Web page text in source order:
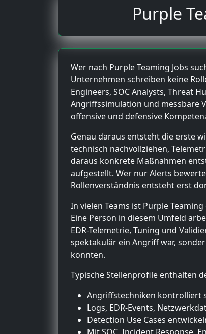
Purple
Wer nach Purple Teaming Jobs
Unternehmen schreiben keine
Engineers, SOC Analysts, Threat
Angriffssimulation und messbare
offensive und defensive
Genau daraus entsteht die erste
technisch nachvollziehen,
daraus konkrete Maßnahmen
aufgestellt. Wer nur Alerts
Rollenverständnis entsteht erst
In vielen Teams ist Purple
Eine Person in diesem Umfeld
EDR-Telemetrie, Tuning und
spektakulär ein Angriff war,
konnten.
Typische Stellenprofile enthalten
Angriffstechniken kontrolliert
Logs, EDR-Events,
Detection Use Cases